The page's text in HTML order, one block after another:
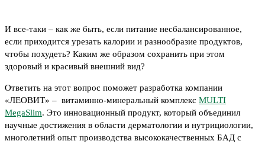
И все-таки – как же быть, если питание несбалансированное,
если приходится урезать калории и разнообразие продуктов,
чтобы похудеть? Каким же образом сохранить при этом
здоровый и красивый внешний вид?
Ответить на этот вопрос поможет разработка компании
«ЛЕОВИТ» – витаминно-минеральный комплекс MULTI
MegaSlim. Это инновационный продукт, который объединил
научные достижения в области дерматологии и нутрициологии,
многолетний опыт производства высококачественных БАД с